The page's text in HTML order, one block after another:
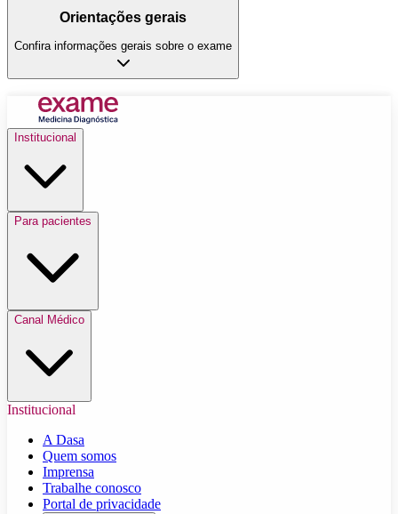
Orientações gerais
Confira informações gerais sobre o exame
Institucional
Para pacientes
Canal Médico
Institucional
A Dasa
Quem somos
Imprensa
Trabalhe conosco
Portal de privacidade